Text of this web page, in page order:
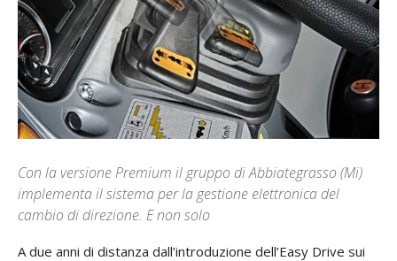
Con la versione Premium il gruppo di Abbiategrasso (Mi)
implementa il sistema per la gestione elettronica del
cambio di direzione. E non solo
A due anni di distanza dall’introduzione dell’Easy Drive sui